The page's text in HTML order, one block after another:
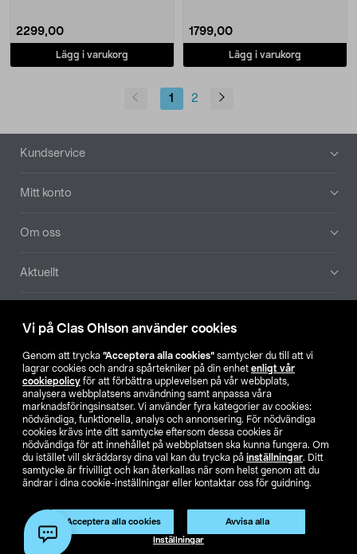
Vi på Clas Ohlson använder cookies
Genom att trycka ”Acceptera alla cookies” samtycker du till att vi
lagrar cookies och andra spårtekniker på din enhet enligt vår
cookiepolicy för att förbättra upplevelsen på vår webbplats,
analysera webbplatsens användning samt anpassa våra
marknadsföringsinsatser. Vi använder fyra kategorier av cookies:
nödvändiga, funktionella, analys och annonsering. För nödvändiga
cookies krävs inte ditt samtycke eftersom dessa cookies är
nödvändiga för att innehållet på webbplatsen ska kunna fungera. Om
du istället vill skräddarsy dina val kan du trycka på inställningar. Ditt
samtycke är frivilligt och kan återkallas när som helst genom att du
ändrar i dina cookie-inställningar eller kontaktar oss för guidning.
Acceptera alla cookies Avvisa alla
Inställningar
2299,00
Lägg i varukorg
1799,00
Lägg i varukorg
1 2
Sidfot
Kundservice
Mitt konto
Om oss
Aktuellt
Hitta butik
SE NO FI
Ändra till priser exklusive moms